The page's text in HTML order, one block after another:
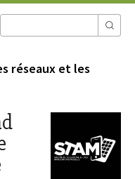
réseaux et les